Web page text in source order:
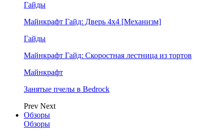
Гайды
Майнкрафт Гайд: Дверь 4х4 [Механизм]
Гайды
Майнкрафт Гайд: Скоростная лестница из тортов
Майнкрафт
Занятые пчелы в Bedrock
Prev Next
Обзоры
Обзоры